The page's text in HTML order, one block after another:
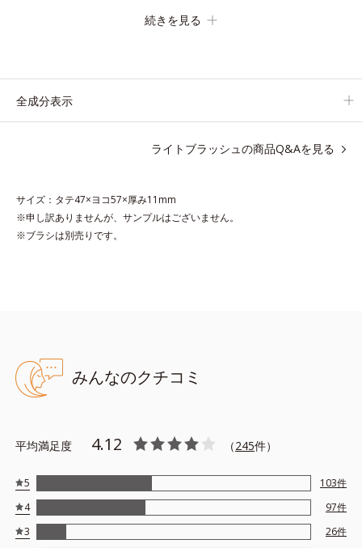
チークでありながらうるおいをもたらし、肌とのフィット感が
●無香料 ●酸化しやすい油分不使用 ●キサンテン系色素不使用
●カラーフィット処方*2=肌にうるおいを与え、色の密着感を高める
ことでツヤのある美しい仕上がりを保つ処方
●透明度の高いピグメント配合*3=クリアな発色を実現する粉体
*3 合成フルオロフロゴパイト
※アレルギーテスト済＝全ての方にアレルギーが起こらないという
ことではありません。
続きを見る
全成分表示
ライトブラッシュの商品Q&Aを見る
サイズ：タテ47×ヨコ57×厚み11mm
※申し訳ありませんが、サンプルはございません。
※ブラシは別売りです。
みんなのクチコミ
平均満足度 4.12 （245件）
5 103件
4
97件
3
26件